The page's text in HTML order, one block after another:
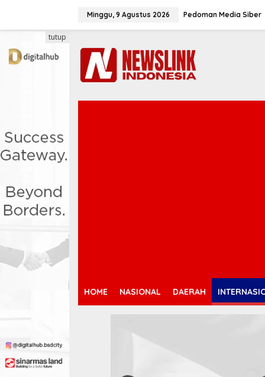
Minggu, 9 Agustus 2026 Pedoman Media Siber
HOME NASIONAL DAERAH
tutup